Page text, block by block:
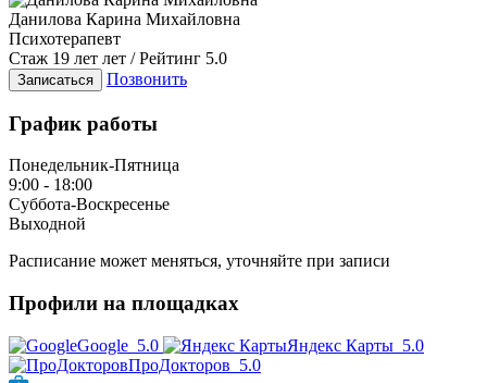
Данилова Карина Михайловна
Психотерапевт
Стаж 19 лет лет / Рейтинг 5.0
Записаться Позвонить
График работы
Понедельник-Пятница
9:00 - 18:00
Суббота-Воскресенье
Выходной
Расписание может меняться, уточняйте при записи
Профили на площадках
Google 5.0 Яндекс Карты 5.0
ПроДокторов 5.0